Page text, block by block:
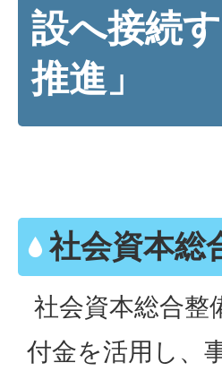
設へ接続
推進」
社会資本総
社会資本総合整
付金を活用し、